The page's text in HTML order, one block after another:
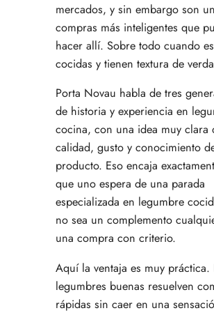
mercados, y sin embargo son
compras más inteligentes que
hacer allí. Sobre todo cuando
cocidas y tienen textura de
Porta Novau habla de tres
de historia y experiencia en
cocina, con una idea muy clara
calidad, gusto y conocimiento
producto. Eso encaja
que uno espera de una parada
especializada en legumbre
no sea un complemento
una compra con criterio.
Aquí la ventaja es muy práctica.
legumbres buenas resuelven
rápidas sin caer en una